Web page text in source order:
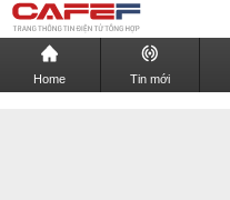
Home Tin mới